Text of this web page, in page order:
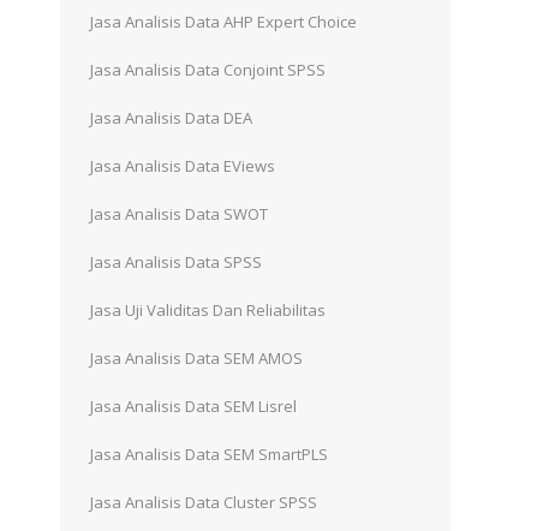
Jasa Analisis Data AHP Expert Choice
Jasa Analisis Data Conjoint SPSS
Jasa Analisis Data DEA
Jasa Analisis Data EViews
Jasa Analisis Data SWOT
Jasa Analisis Data SPSS
Jasa Uji Validitas Dan Reliabilitas
Jasa Analisis Data SEM AMOS
Jasa Analisis Data SEM Lisrel
Jasa Analisis Data SEM SmartPLS
Jasa Analisis Data Cluster SPSS